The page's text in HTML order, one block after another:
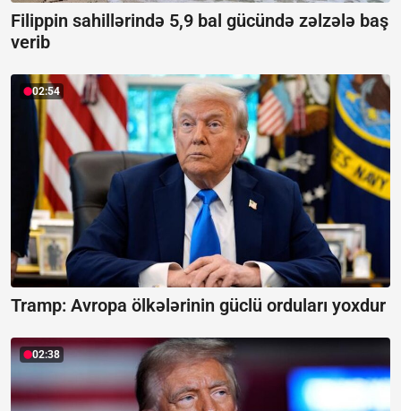
Filippin sahillərində 5,9 bal gücündə zəlzələ baş
verib
02:54
Tramp: Avropa ölkələrinin güclü orduları yoxdur
02:38